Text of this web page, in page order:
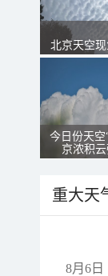
北京天空
今日份天空
京浓积
重大天
8月6日